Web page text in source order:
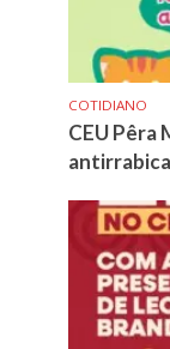
COTIDIANO
CEU Pêra